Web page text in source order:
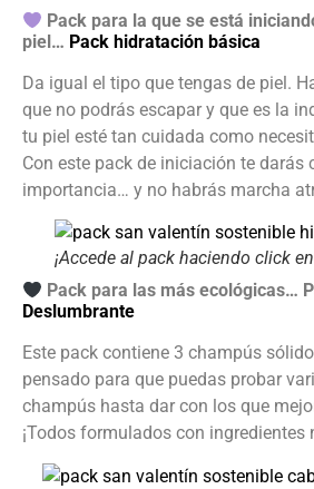
Pack para la que se está
piel… Pack hidratación básica
Da igual el tipo que tengas de piel.
que no podrás escapar y que es la
tu piel esté tan cuidada como
Con este pack de iniciación te darás
importancia… y no habrás marcha
¡Accede al pack haciendo click
Pack para las más ecológicas…
Deslumbrante
Este pack contiene 3 champús
pensado para que puedas probar
champús hasta dar con los que
¡Todos formulados con ingredientes